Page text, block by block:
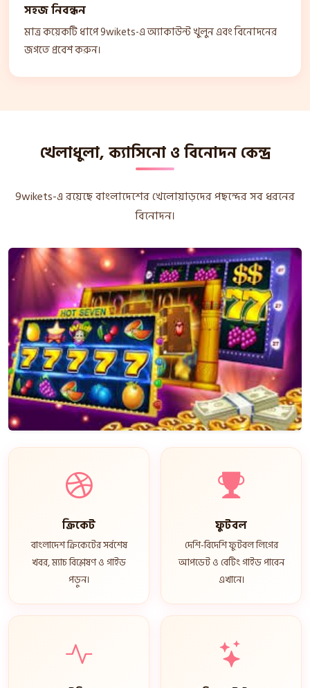
সহজ নিবন্ধন
মাত্র কয়েকটি ধাপে 9wikets-এ অ্যাকাউন্ট খুলুন এবং বিনোদনের
জগতে প্রবেশ করুন।
খেলাধুলা, ক্যাসিনো ও বিনোদন কেন্দ্র
9wikets-এ রয়েছে বাংলাদেশের খেলোয়াড়দের পছন্দের সব ধরনের
বিনোদন।
ক্রিকেট
বাংলাদেশ ক্রিকেটের সর্বশেষ
খবর, ম্যাচ বিশ্লেষণ ও গাইড
পড়ুন।
ফুটবল
দেশি-বিদেশি ফুটবল লিগের
আপডেট ও বেটিং গাইড পাবেন
এখানে।